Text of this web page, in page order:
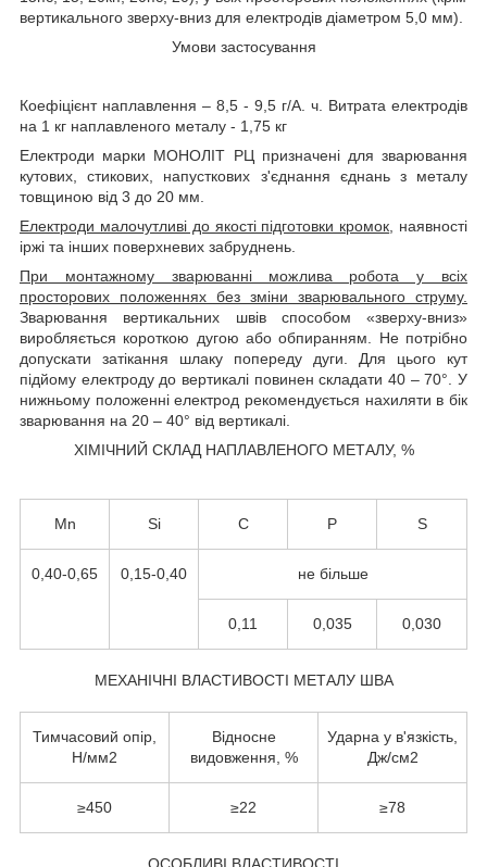
вертикального зверху-вниз для електродів діаметром 5,0 мм).
Умови застосування
Коефіцієнт наплавлення – 8,5 - 9,5 г/А. ч. Витрата електродів
на 1 кг наплавленого металу - 1,75 кг
Електроди марки МОНОЛІТ РЦ призначені для зварювання
кутових, стикових, напусткових з'єднання єднань з металу
товщиною від 3 до 20 мм.
Електроди малочутливі до якості підготовки кромок , наявності
іржі та інших поверхневих забруднень.
При монтажному зварюванні можлива робота у всіх
просторових положеннях без зміни зварювального струму.
Зварювання вертикальних швів способом «зверху-вниз»
виробляється короткою дугою або обпиранням. Не потрібно
допускати затікання шлаку попереду дуги. Для цього кут
підйому електроду до вертикалі повинен складати 40 – 70°. У
нижньому положенні електрод рекомендується нахиляти в бік
зварювання на 20 – 40° від вертикалі.
ХІМІЧНИЙ СКЛАД НАПЛАВЛЕНОГО МЕТАЛУ, %
Mn Si C P S
0,40-0,65 0,15-0,40 не більше
0,11 0,035 0,030
МЕХАНІЧНІ ВЛАСТИВОСТІ МЕТАЛУ ШВА
Тимчасовий опір,
Н/мм2
Відносне
видовження, %
Ударна у в'язкість,
Дж/см2
≥450 ≥22 ≥78
ОСОБЛИВІ ВЛАСТИВОСТІ